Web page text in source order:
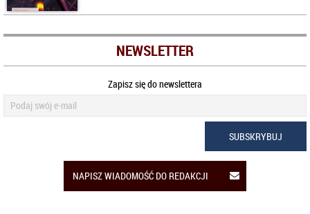
NEWSLETTER
Zapisz się do newslettera
SUBSKRYBUJ
NAPISZ WIADOMOŚĆ DO REDAKCJI